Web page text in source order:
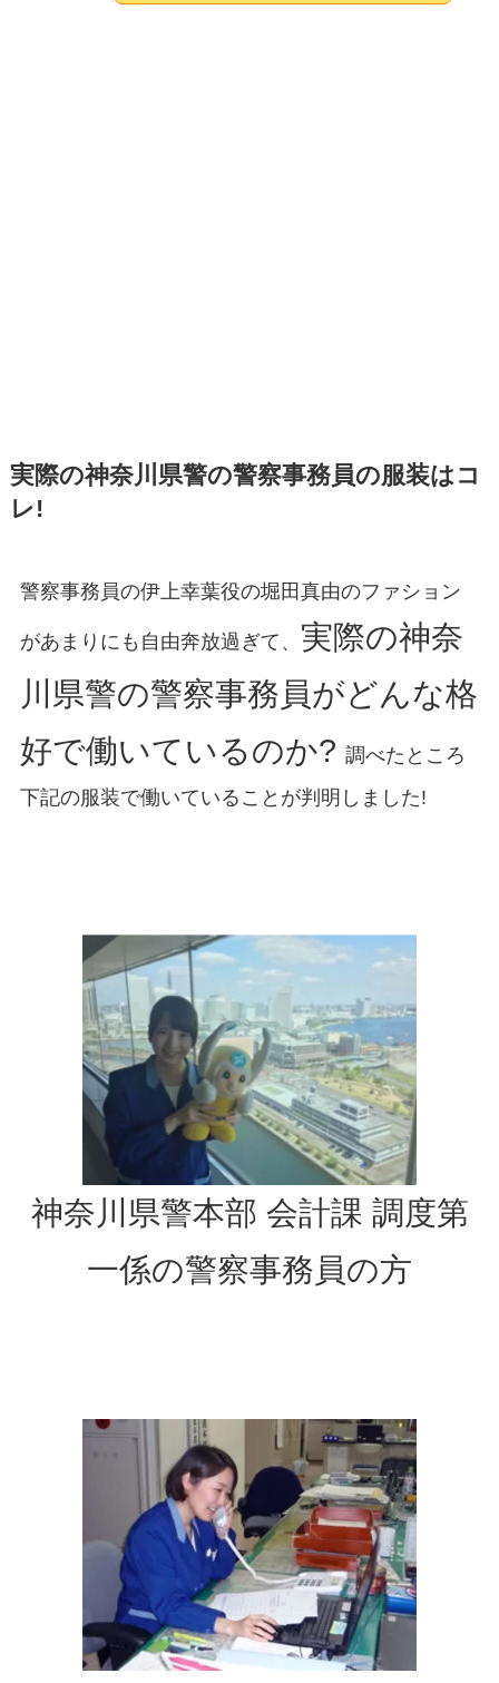
実際の神奈川県警の警察事務員の服装はコ
レ!
警察事務員の伊上幸葉役の堀田真由のファション
があまりにも自由奔放過ぎて、 実際の神奈
川県警の警察事務員がどんな格
好で働いているのか? 調べたところ
下記の服装で働いていることが判明しました!
神奈川県警本部 会計課 調度第
一係の警察事務員の方